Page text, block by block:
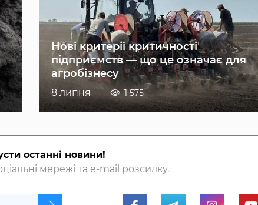
Нові критерії критичності
підприємств — що це означає для
агробізнесу
8 липня 1 575
останні новини!
мережі та e-mail розсилку.